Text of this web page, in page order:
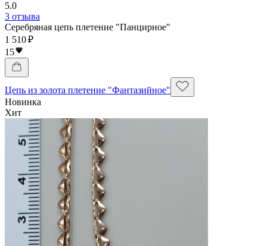
5.0
3 отзыва
Серебряная цепь плетение "Панцирное"
1 510 ₽
15
Цепь из золота плетение "Фантазийное"
Новинка
Хит